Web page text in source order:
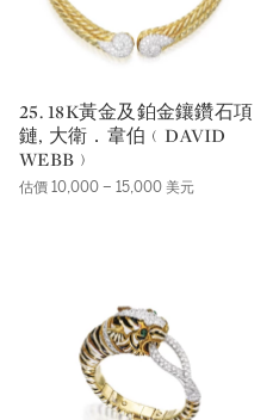
25. 18K黃金及鉑金鑲鑽石項
鏈, 大衛．韋伯﹙DAVID
WEBB﹚
估價 10,000 – 15,000 美元